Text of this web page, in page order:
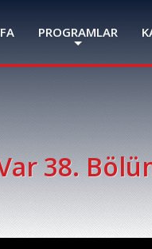
PROGRAMLAR
38.